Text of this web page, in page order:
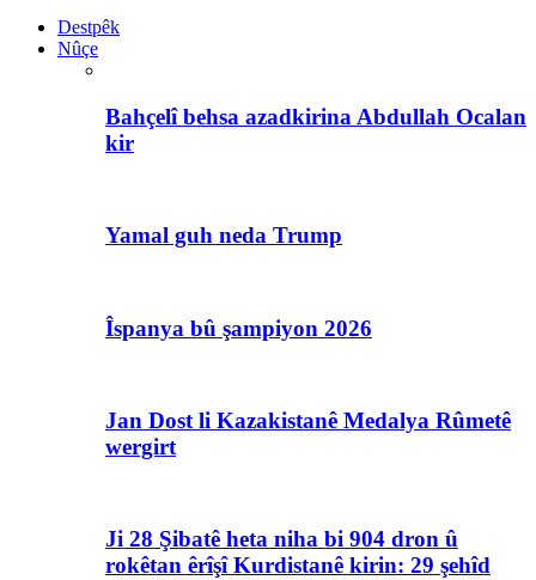
Destpêk
Nûçe
Bahçelî behsa azadkirina Abdullah Ocalan
kir
Yamal guh neda Trump
Îspanya bû şampiyon 2026
Jan Dost li Kazakistanê Medalya Rûmetê
wergirt
Ji 28 Şibatê heta niha bi 904 dron û
rokêtan êrîşî Kurdistanê kirin: 29 şehîd